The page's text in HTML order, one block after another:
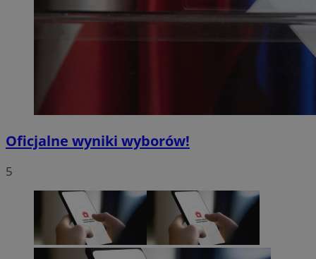
Oficjalne wyniki wyborów!
5